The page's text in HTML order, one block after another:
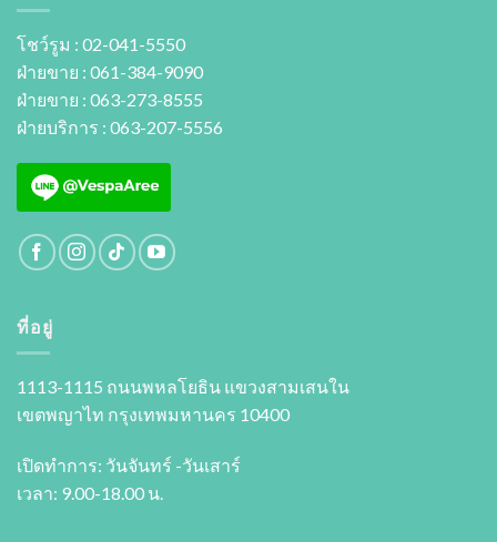
โชว์รูม : 02-041-5550
ฝ่ายขาย : 061-384-9090
ฝ่ายขาย : 063-273-8555
ฝ่ายบริการ : 063-207-5556
ที่อยู่
1113-1115 ถนนพหลโยธิน แขวงสามเสนใน
เขตพญาไท กรุงเทพมหานคร 10400
เปิดทำการ: วันจันทร์ -วันเสาร์
เวลา: 9.00-18.00 น.